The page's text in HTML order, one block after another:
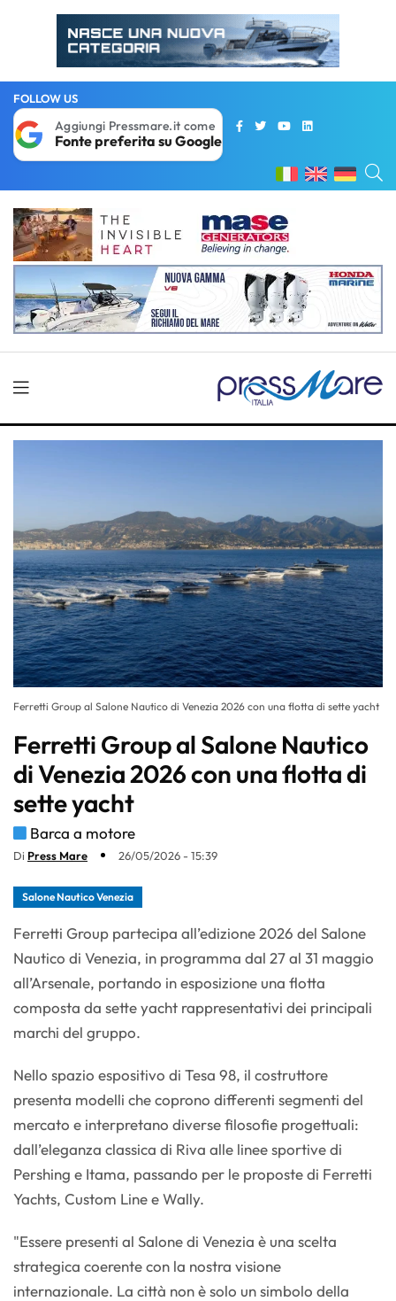
FOLLOW US
Aggiungi Pressmare.it come
Fonte preferita su Google
Ferretti Group al Salone Nautico di Venezia 2026 con una flotta di sette yacht
Ferretti Group al Salone Nautico
di Venezia 2026 con una flotta di
sette yacht
Barca a motore
Di Press Mare 26/05/2026 - 15:39
Salone Nautico Venezia
Ferretti Group partecipa all’edizione 2026 del Salone
Nautico di Venezia, in programma dal 27 al 31 maggio
all’Arsenale, portando in esposizione una flotta
composta da sette yacht rappresentativi dei principali
marchi del gruppo.
Nello spazio espositivo di Tesa 98, il costruttore
presenta modelli che coprono differenti segmenti del
mercato e interpretano diverse filosofie progettuali:
dall’eleganza classica di Riva alle linee sportive di
Pershing e Itama, passando per le proposte di Ferretti
Yachts, Custom Line e Wally.
"Essere presenti al Salone di Venezia è una scelta
strategica coerente con la nostra visione
internazionale. La città non è solo un simbolo della